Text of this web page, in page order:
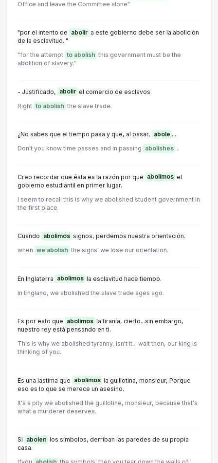
Office and leave the Committee alone"
"por el intento de abolir a este gobierno debe ser la abolición
de la esclavitud. "
"for the attempt to abolish this government must be the
abolition of slavery."
- Justificado, abolir el comercio de esclavos.
Right to abolish the slave trade.
¿No sabes que el tiempo pasa y que, al pasar, abole ...
Don't you know time passes and in passing abolishes ...
Creo recordar que ésta es la razón por que abolimos el
gobierno estudiantil en primer lugar.
I seem to recall this is why we abolished student government in
the first place.
Cuando abolimos signos, perdemos nuestra orientación.
when we abolish the signs' we lose our orientation.
En Inglaterra abolimos la esclavitud hace tiempo.
In England, we abolished the slave trade ages ago.
Es por esto que abolimos la tiranía, cierto...sin embargo,
nuestro rey está pensando en ti.
This is why we abolished tyranny, isn't it... wait then, our king is
thinking of you.
Es una lastima que abolimos la guillotina, monsieur, Porque
eso es lo que se merece un asesino.
It's a pity we abolished the guillotine, monsieur, because that's
what a murderer deserves.
Si abolen los símbolos, derriban las paredes de su propia
casa.